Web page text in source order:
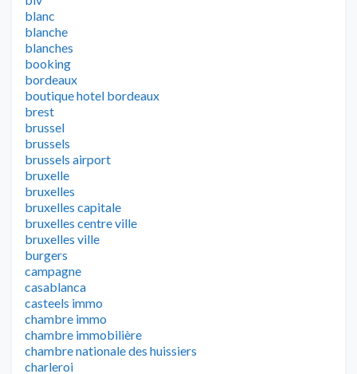
blanc
blanche
blanches
booking
bordeaux
boutique hotel bordeaux
brest
brussel
brussels
brussels airport
bruxelle
bruxelles
bruxelles capitale
bruxelles centre ville
bruxelles ville
burgers
campagne
casablanca
casteels immo
chambre immo
chambre immobilière
chambre nationale des huissiers
charleroi